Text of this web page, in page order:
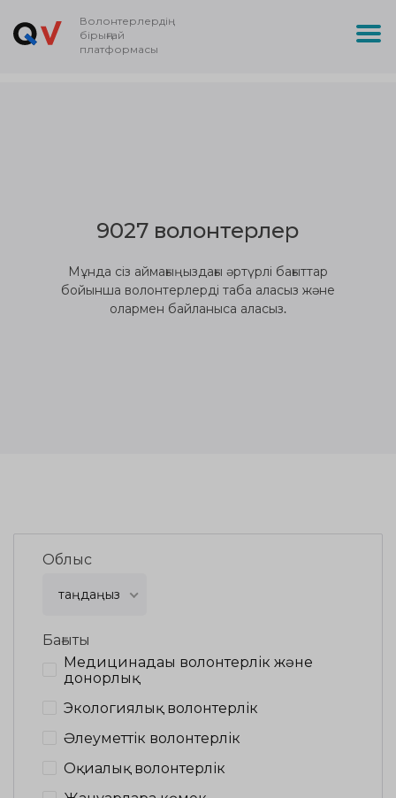
Волонтерлердің
бірыңғай
платформасы
9027 волонтерлер
Мұнда сіз аймағыңыздағы әртүрлі бағыттар
бойынша волонтерлерді таба аласыз және
олармен байланыса аласыз.
Облыс
таңдаңыз
Бағыты
Медицинадағы волонтерлік және
донорлық
Экологиялық волонтерлік
Әлеуметтік волонтерлік
Оқиғалық волонтерлік